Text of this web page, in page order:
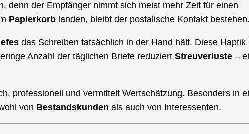
denn der Empfänger nimmt sich meist mehr Zeit für einen
Papierkorb landen, bleibt der postalische Kontakt bestehen.
das Schreiben tatsächlich in der Hand hält. Diese Haptik
Anzahl der täglichen Briefe reduziert Streuverluste –
professionell und vermittelt Wertschätzung. Besonders in
von Bestandskunden als auch von Interessenten.